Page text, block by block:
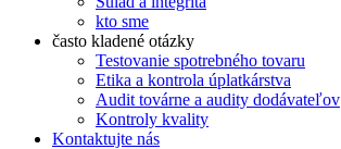
kto sme
často kladené otázky
Testovanie spotrebného tovaru
Etika a kontrola úplatkárstva
Audit továrne a audity dodávateľov
Kontroly kvality
Kontaktujte nás